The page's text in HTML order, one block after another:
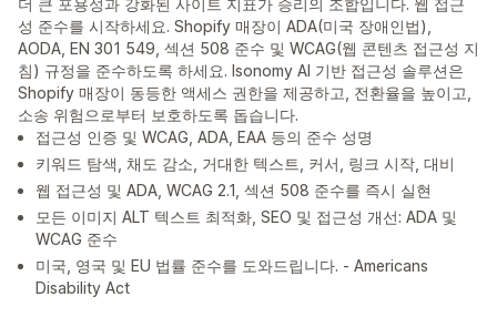
더 큰 포용성과 강화된 사이트 지표가 승리의 조합입니다. 웹 접근
성 준수를 시작하세요. Shopify 매장이 ADA(미국 장애인법),
AODA, EN 301 549, 섹션 508 준수 및 WCAG(웹 콘텐츠 접근성 지
침) 규정을 준수하도록 하세요. Isonomy AI 기반 접근성 솔루션은
Shopify 매장이 동등한 액세스 권한을 제공하고, 전환율을 높이고,
소송 위험으로부터 보호하도록 돕습니다.
접근성 인증 및 WCAG, ADA, EAA 등의 준수 성명
키워드 탐색, 채도 감소, 거대한 텍스트, 커서, 링크 시작, 대비
웹 접근성 및 ADA, WCAG 2.1, 섹션 508 준수를 즉시 실현
모든 이미지 ALT 텍스트 최적화, SEO 및 접근성 개선: ADA 및
WCAG 준수
미국, 영국 및 EU 법률 준수를 도와드립니다. - Americans
Disability Act